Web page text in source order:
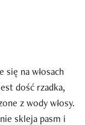
na włosach
dość rzadka,
z wody włosy.
skleja pasm i